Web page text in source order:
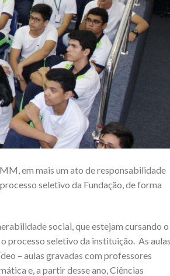
em mais um ato de responsabilidade
seletivo da Fundação, de forma
social, que estejam cursando o
processo seletivo da instituição. As aulas
– aulas gravadas com professores
e, a partir desse ano, Ciências